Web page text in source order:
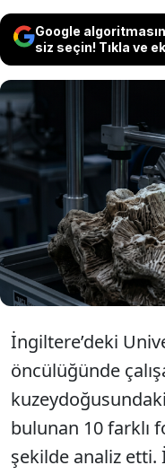
Google
siz seçin! Tıkla ve
bulunan
İngiltere’deki
öncülüğünde
bulunan 10 farklı
şekilde analiz etti.